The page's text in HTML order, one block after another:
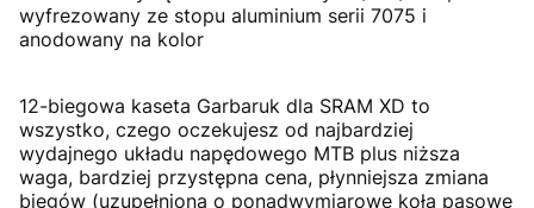
wyfrezowany ze stopu aluminium serii 7075 i
anodowany na kolor
12-biegowa kaseta Garbaruk dla SRAM XD to
wszystko, czego oczekujesz od najbardziej
wydajnego układu napędowego MTB plus niższa
waga, bardziej przystępna cena, płynniejsza zmiana
biegów (uzupełniona o ponadwymiarowe koła pasowe